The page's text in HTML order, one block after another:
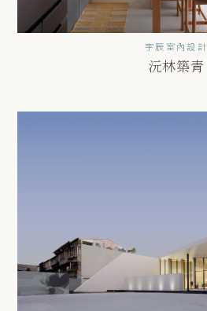
宇辰室內設計
沅林築青